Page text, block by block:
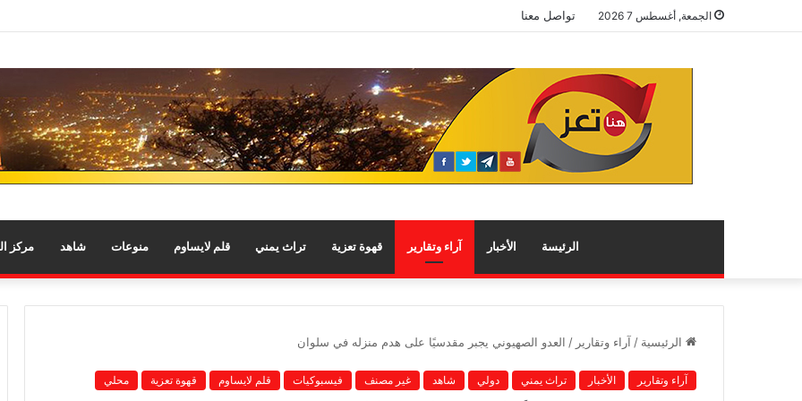
الجمعة, أغسطس 7 2026 تواصل معنا
الرئيسة الأخبار آراء وتقارير قهوة تعزية تراث يمني قلم لايساوم منوعات شاهد مركز
الرئيسية / آراء وتقارير / العدو الصهيوني يجبر مقدسيًا على هدم منزله في سلوان
آراء وتقارير الأخبار تراث يمني دولي شاهد غير مصنف فيسبوكيات قلم لايساوم قهوة تعزية محلي